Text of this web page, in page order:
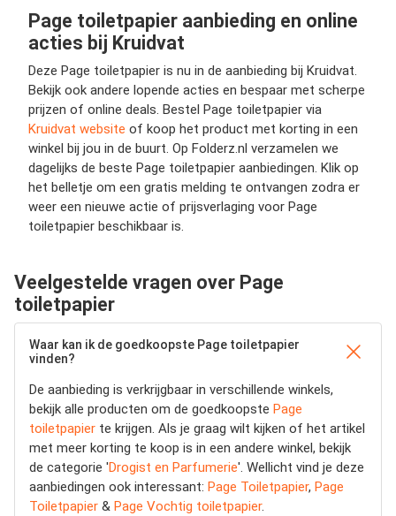
Page toiletpapier aanbieding en online
acties bij Kruidvat
Deze Page toiletpapier is nu in de aanbieding bij Kruidvat.
Bekijk ook andere lopende acties en bespaar met scherpe
prijzen of online deals. Bestel Page toiletpapier via
Kruidvat website of koop het product met korting in een
winkel bij jou in de buurt. Op Folderz.nl verzamelen we
dagelijks de beste Page toiletpapier aanbiedingen. Klik op
het belletje om een gratis melding te ontvangen zodra er
weer een nieuwe actie of prijsverlaging voor Page
toiletpapier beschikbaar is.
Veelgestelde vragen over Page
toiletpapier
Waar kan ik de goedkoopste Page toiletpapier
vinden?
De aanbieding is verkrijgbaar in verschillende winkels,
bekijk alle producten om de goedkoopste Page
toiletpapier te krijgen. Als je graag wilt kijken of het artikel
met meer korting te koop is in een andere winkel, bekijk
de categorie 'Drogist en Parfumerie'. Wellicht vind je deze
aanbiedingen ook interessant: Page Toiletpapier, Page
Toiletpapier & Page Vochtig toiletpapier.